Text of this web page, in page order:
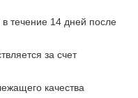
течение 14 дней после
за счет
качества